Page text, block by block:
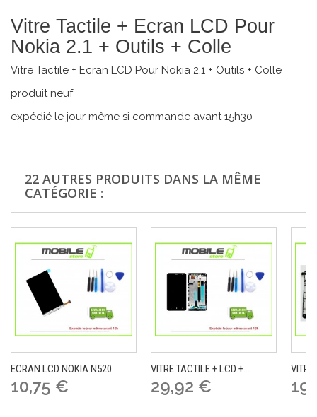
Vitre Tactile + Ecran LCD Pour
Nokia 2.1 + Outils + Colle
Vitre Tactile + Ecran LCD Pour Nokia 2.1 + Outils + Colle
produit neuf
expédié le jour même si commande avant 15h30
22 AUTRES PRODUITS DANS LA MÊME
CATÉGORIE :
ECRAN LCD NOKIA N520
10,75 €
VITRE TACTILE + LCD +...
29,92 €